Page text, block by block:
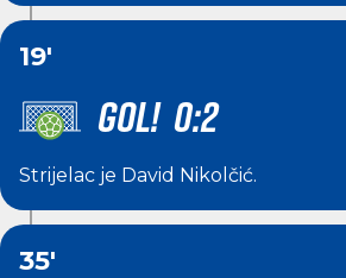
19'
GOL! 0:2
Strijelac je David Nikolčić.
35'